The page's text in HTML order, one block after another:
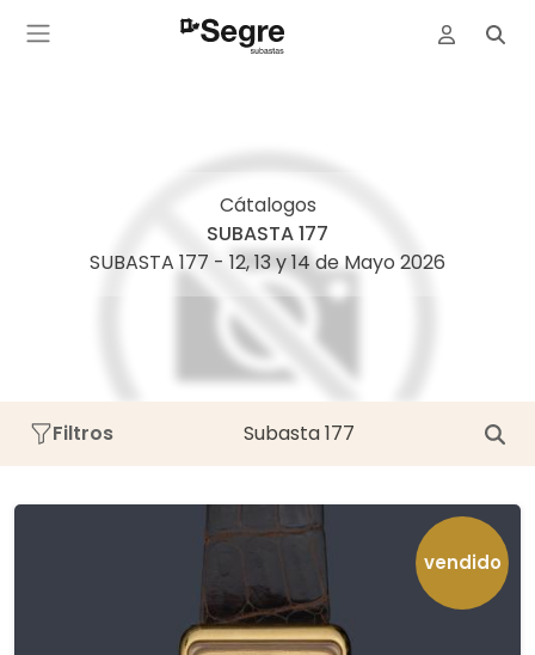
Cátalogos
SUBASTA 177
SUBASTA 177 - 12, 13 y 14 de Mayo 2026
Filtros Subasta 177
vendido